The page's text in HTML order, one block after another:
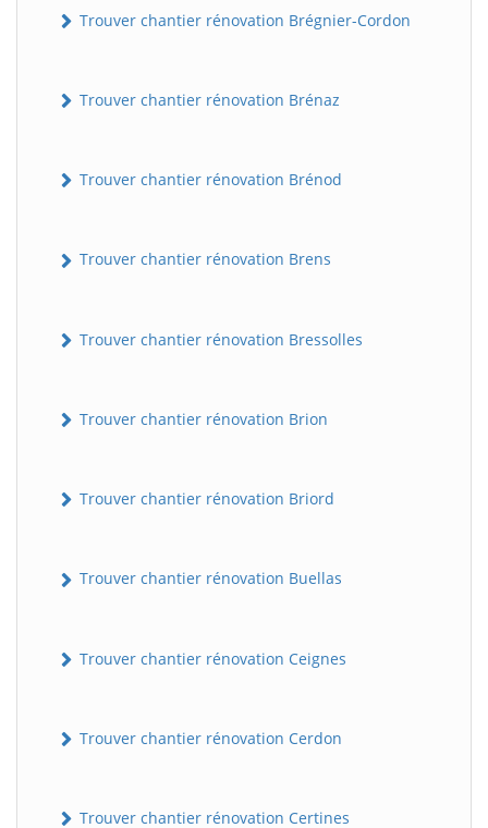
Trouver chantier rénovation Brégnier-Cordon
Trouver chantier rénovation Brénaz
Trouver chantier rénovation Brénod
Trouver chantier rénovation Brens
Trouver chantier rénovation Bressolles
Trouver chantier rénovation Brion
Trouver chantier rénovation Briord
Trouver chantier rénovation Buellas
Trouver chantier rénovation Ceignes
Trouver chantier rénovation Cerdon
Trouver chantier rénovation Certines